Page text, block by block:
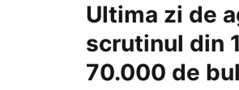
Ultima zi de
scrutinul din
70.000 de